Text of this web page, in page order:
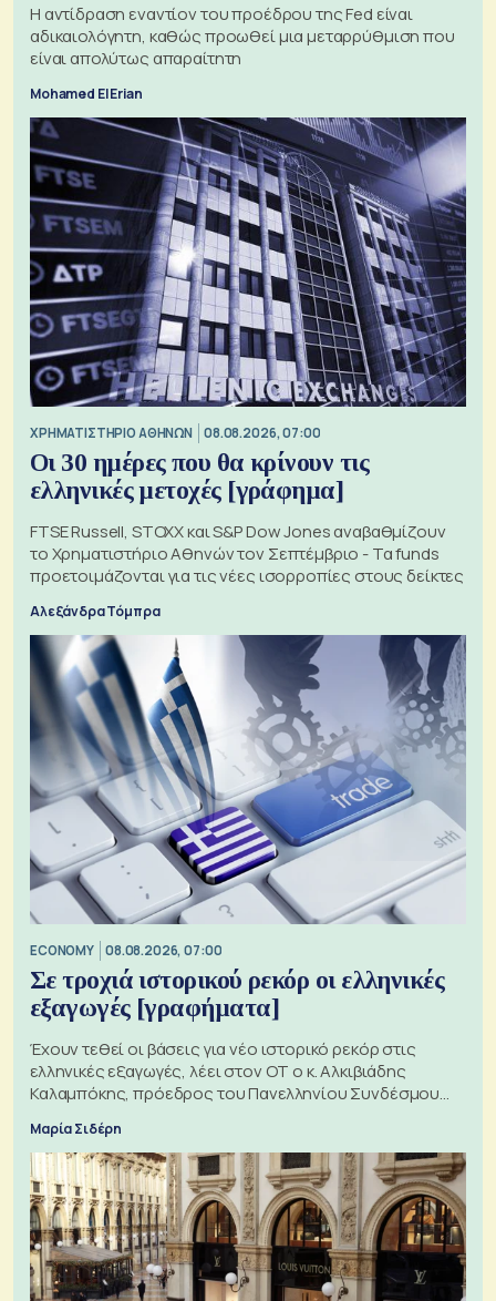
Η αντίδραση εναντίον του προέδρου της Fed είναι
αδικαιολόγητη, καθώς προωθεί μια μεταρρύθμιση που
είναι απολύτως απαραίτητη
Mohamed El Erian
XΡΗΜΑΤΙΣΤΗΡΙΟ ΑΘΗΝΩΝ 08.08.2026, 07:00
Οι 30 ημέρες που θα κρίνουν τις
ελληνικές μετοχές [γράφημα]
FTSE Russell, STOXX και S&P Dow Jones αναβαθμίζουν
το Χρηματιστήριο Αθηνών τον Σεπτέμβριο - Τα funds
προετοιμάζονται για τις νέες ισορροπίες στους δείκτες
Αλεξάνδρα Τόμπρα
ECONOMY 08.08.2026, 07:00
Σε τροχιά ιστορικού ρεκόρ οι ελληνικές
εξαγωγές [γραφήματα]
Έχουν τεθεί οι βάσεις για νέο ιστορικό ρεκόρ στις
ελληνικές εξαγωγές, λέει στον ΟΤ ο κ. Αλκιβιάδης
Καλαμπόκης, πρόεδρος του Πανελληνίου Συνδέσμου
Μαρία Σιδέρη